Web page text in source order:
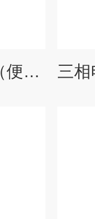
三相电能质量分析仪（便携式）